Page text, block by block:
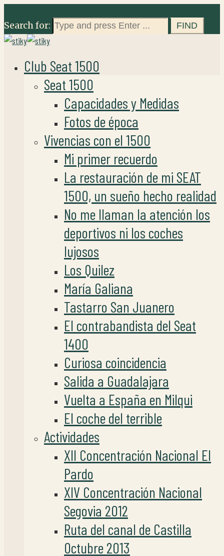
Search for:
Club Seat 1500
Seat 1500
Capacidades y Medidas
Fotos de época
Vivencias con el 1500
Mi primer recuerdo
La restauración de mi SEAT
1500, un sueño hecho realidad
No me llaman la atención los
deportivos ni los coches
lujosos
Los Quilez
María Galiana
Tastarro San Juanero
El contrabandista del Seat
1400
Curiosa coincidencia
Salida a Guadalajara
Vuelta a España en Milqui
El coche del terrible
Actividades
XII Concentración Nacional El
Pardo
XIV Concentración Nacional
Segovia 2012
Ruta del canal de Castilla
Octubre 2013